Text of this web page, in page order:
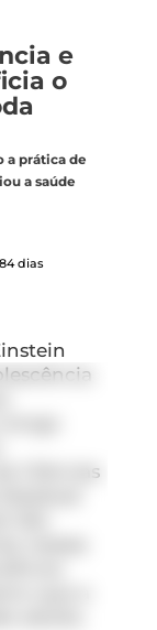
e
o
a prática de
a saúde
dias
Ciências
nessas
que a
adulta.